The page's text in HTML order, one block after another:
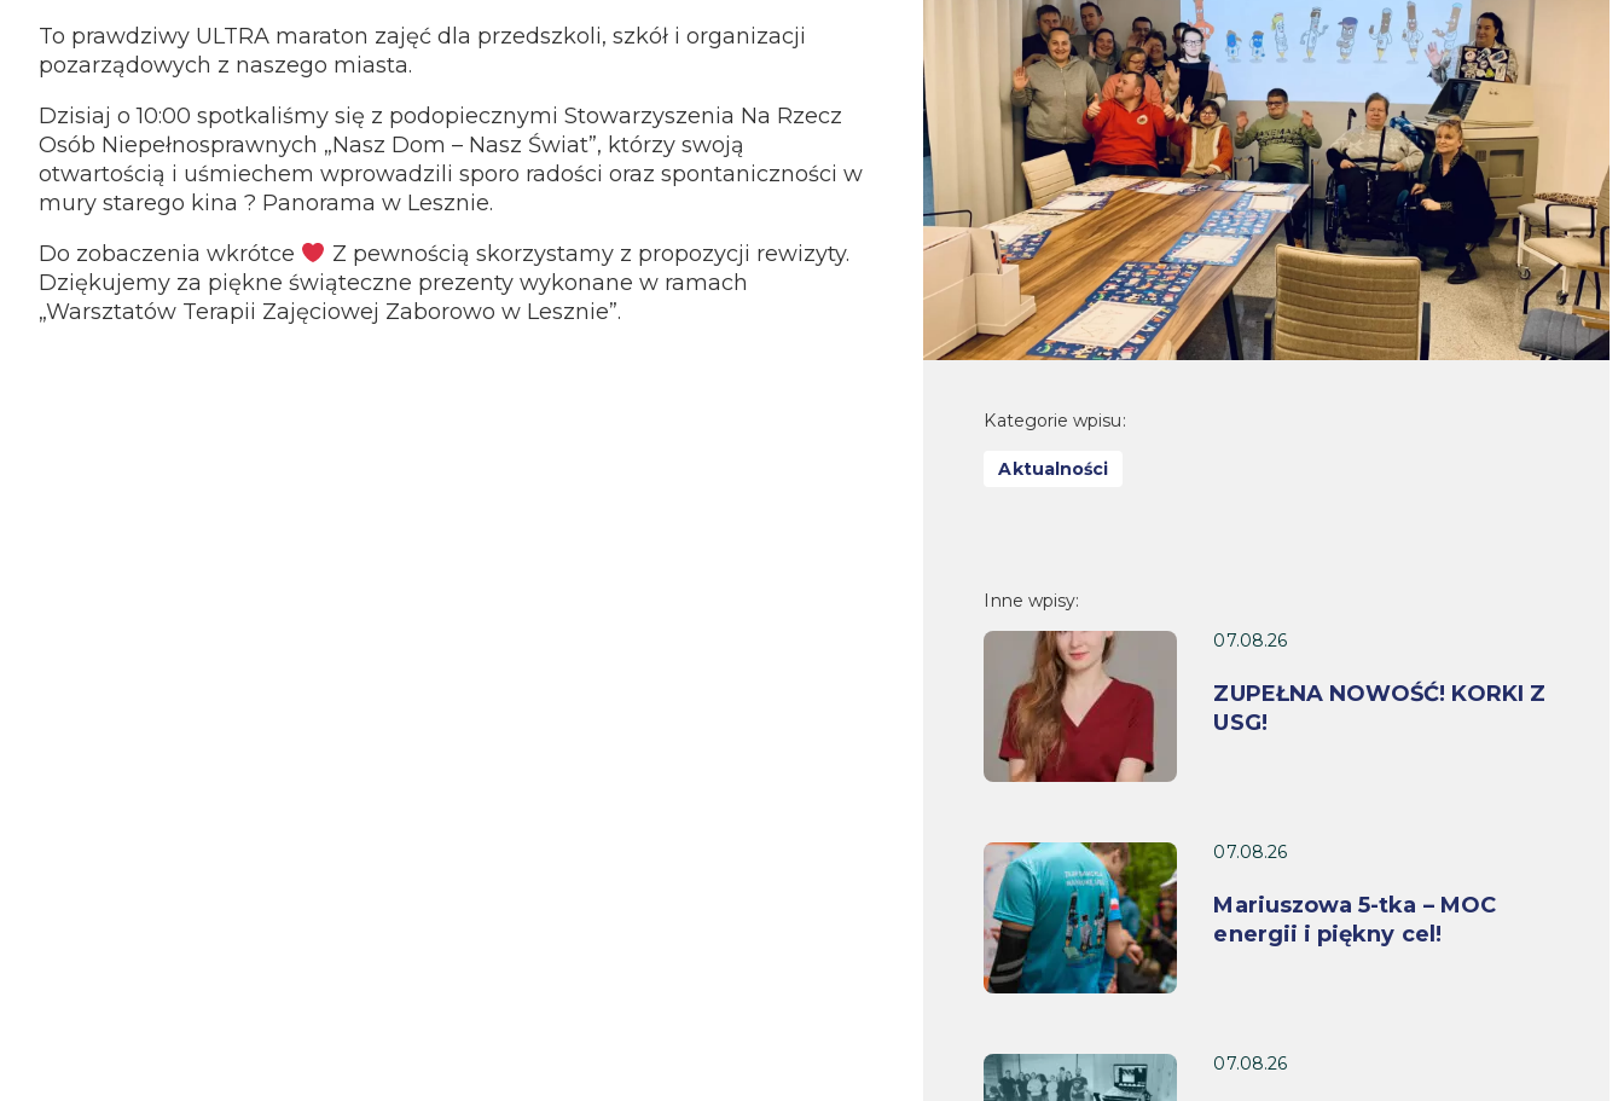
To prawdziwy ULTRA maraton zajęć dla przedszkoli, szkół i organizacji
pozarządowych z naszego miasta.
Dzisiaj o 10:00 spotkaliśmy się z podopiecznymi Stowarzyszenia Na Rzecz
Osób Niepełnosprawnych „Nasz Dom – Nasz Świat”, którzy swoją
otwartością i uśmiechem wprowadzili sporo radości oraz spontaniczności w
mury starego kina ? Panorama w Lesznie.
Do zobaczenia wkrótce
Z pewnością skorzystamy z propozycji rewizyty.
Dziękujemy za piękne świąteczne prezenty wykonane w ramach
„Warsztatów Terapii Zajęciowej Zaborowo w Lesznie”.
Kategorie wpisu:
Aktualności
Inne wpisy:
07.08.26
ZUPEŁNA NOWOŚĆ! KORKI Z
USG!
07.08.26
Mariuszowa 5-tka – MOC
energii i piękny cel!
07.08.26